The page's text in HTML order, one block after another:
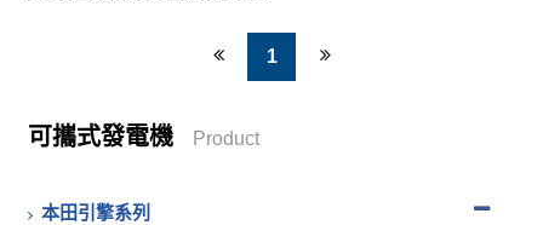
1
可攜式發電機 Product
本田引擎系列